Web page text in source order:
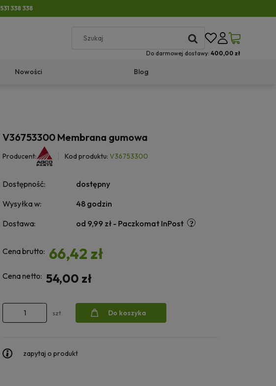
531 338 338
Do darmowej dostawy: 400,00 zł
Nowości Blog
V36753300 Membrana gumowa
Producent: Kod produktu: V36753300
Dostępność:
dostępny
Wysyłka w:
48 godzin
Dostawa:
od 9,99 zł - Paczkomat InPost
Cena brutto: 66,42 zł
Cena netto: 54,00 zł
szt. Do koszyka
zapytaj o produkt